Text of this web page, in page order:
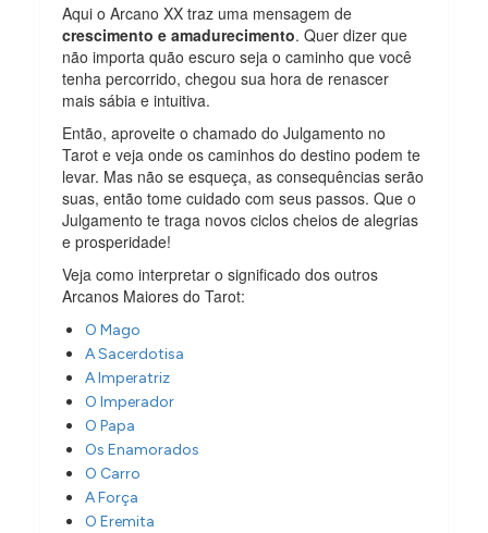
Aqui o Arcano XX traz uma mensagem de
crescimento e amadurecimento. Quer dizer que
não importa quão escuro seja o caminho que você
tenha percorrido, chegou sua hora de renascer
mais sábia e intuitiva.
Então, aproveite o chamado do Julgamento no
Tarot e veja onde os caminhos do destino podem te
levar. Mas não se esqueça, as consequências serão
suas, então tome cuidado com seus passos. Que o
Julgamento te traga novos ciclos cheios de alegrias
e prosperidade!
Veja como interpretar o significado dos outros
Arcanos Maiores do Tarot:
O Mago
A Sacerdotisa
A Imperatriz
O Imperador
O Papa
Os Enamorados
O Carro
A Força
O Eremita